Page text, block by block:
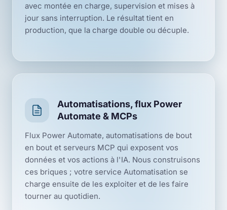
avec montée en charge, supervision et mises à
jour sans interruption. Le résultat tient en
production, que la charge double ou décuple.
Automatisations, flux Power
Automate & MCPs
Flux Power Automate, automatisations de bout
en bout et serveurs MCP qui exposent vos
données et vos actions à l'IA. Nous construisons
ces briques ; votre service Automatisation se
charge ensuite de les exploiter et de les faire
tourner au quotidien.